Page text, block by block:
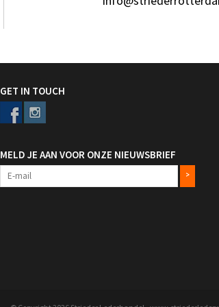
GET IN TOUCH
MELD JE AAN VOOR ONZE NIEUWSBRIEF
>